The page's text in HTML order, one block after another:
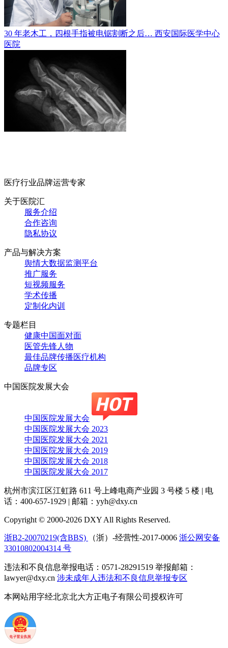
30 年老木工，四根手指被电锯割断之后… 西安国际医学中心
医院
医疗行业品牌运营专家
关于医院汇
服务介绍
合作咨询
隐私协议
产品与解决方案
舆情大数据监测平台
推广服务
短视频服务
学术传播
定制化内训
专题栏目
健康中国面对面
医管先锋人物
最佳品牌传播医疗机构
品牌专区
中国医院发展大会
中国医院发展大会
中国医院发展大会 2023
中国医院发展大会 2021
中国医院发展大会 2019
中国医院发展大会 2018
中国医院发展大会 2017
杭州市滨江区江虹路 611 号上峰电商产业园 3 号楼 5 楼 | 电
话：400-657-1929 | 邮箱：yyh@dxy.cn
Copyright © 2000-2026 DXY All Rights Reserved.
浙B2-20070219(含BBS) （浙）-经营性-2017-0006 浙公网安备
33010802004314 号
违法和不良信息举报电话：0571-28291519 举报邮箱：
lawyer@dxy.cn 涉未成年人违法和不良信息举报专区
本网站用字经北京北大方正电子有限公司授权许可